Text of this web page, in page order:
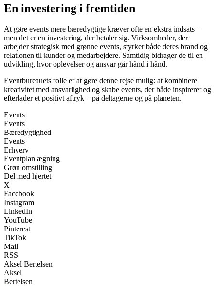
En investering i fremtiden
At gøre events mere bæredygtige kræver ofte en ekstra indsats –
men det er en investering, der betaler sig. Virksomheder, der
arbejder strategisk med grønne events, styrker både deres brand og
relationen til kunder og medarbejdere. Samtidig bidrager de til en
udvikling, hvor oplevelser og ansvar går hånd i hånd.
Eventbureauets rolle er at gøre denne rejse mulig: at kombinere
kreativitet med ansvarlighed og skabe events, der både inspirerer og
efterlader et positivt aftryk – på deltagerne og på planeten.
Events
Events
Bæredygtighed
Events
Erhverv
Eventplanlægning
Grøn omstilling
Del med hjertet
X
Facebook
Instagram
LinkedIn
YouTube
Pinterest
TikTok
Mail
RSS
Aksel Bertelsen
Aksel
Bertelsen